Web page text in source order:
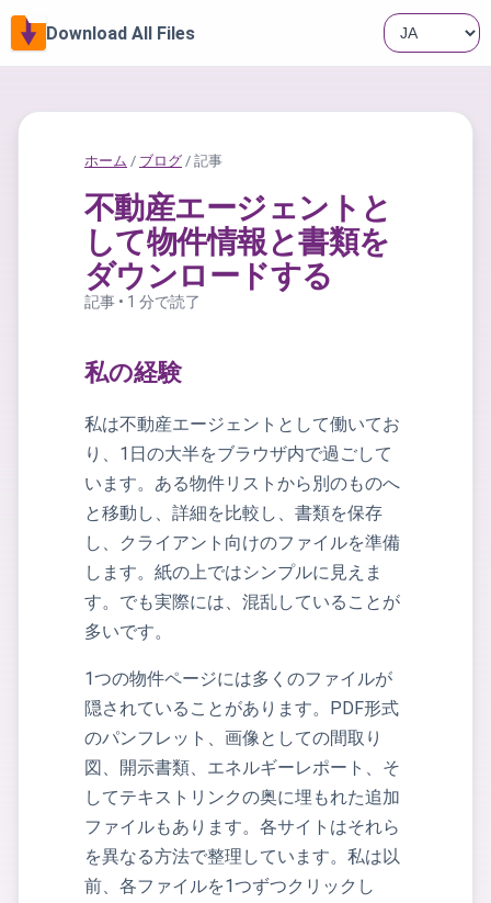
Download All Files
ホーム / ブログ / 記事
不動産エージェントと
して物件情報と書類を
ダウンロードする
記事 • 1 分で読了
私の経験
私は不動産エージェントとして働いてお
り、1日の大半をブラウザ内で過ごして
います。ある物件リストから別のものへ
と移動し、詳細を比較し、書類を保存
し、クライアント向けのファイルを準備
します。紙の上ではシンプルに見えま
す。でも実際には、混乱していることが
多いです。
1つの物件ページには多くのファイルが
隠されていることがあります。PDF形式
のパンフレット、画像としての間取り
図、開示書類、エネルギーレポート、そ
してテキストリンクの奥に埋もれた追加
ファイルもあります。各サイトはそれら
を異なる方法で整理しています。私は以
前、各ファイルを1つずつクリックし